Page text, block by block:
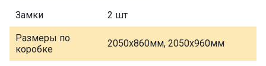
Замки 2 шт
Размеры по
коробке
2050х860мм, 2050х960мм